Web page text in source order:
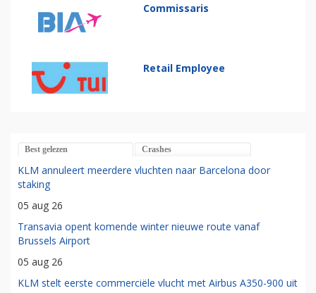
Commissaris
Retail Employee
Best gelezen Crashes
KLM annuleert meerdere vluchten naar Barcelona door
staking
05 aug 26
Transavia opent komende winter nieuwe route vanaf
Brussels Airport
05 aug 26
KLM stelt eerste commerciële vlucht met Airbus A350-900 uit